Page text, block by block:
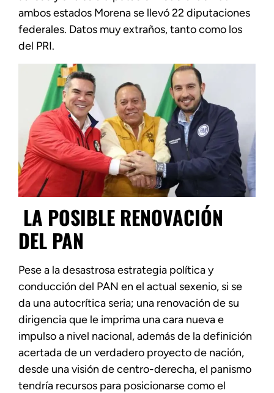
ambos estados Morena se llevó 22 diputaciones
federales. Datos muy extraños, tanto como los
del PRI.
LA POSIBLE RENOVACIÓN
DEL PAN
Pese a la desastrosa estrategia política y
conducción del PAN en el actual sexenio, si se
da una autocrítica seria; una renovación de su
dirigencia que le imprima una cara nueva e
impulso a nivel nacional, además de la definición
acertada de un verdadero proyecto de nación,
desde una visión de centro-derecha, el panismo
tendría recursos para posicionarse como el